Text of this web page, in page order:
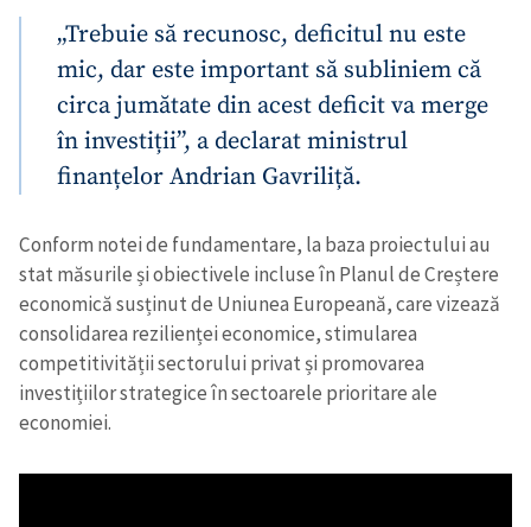
„Trebuie să recunosc, deficitul nu este
mic, dar este important să subliniem că
circa jumătate din acest deficit va merge
în investiții”, a declarat ministrul
finanțelor Andrian Gavriliță.
Conform notei de fundamentare, la baza proiectului au
stat măsurile și obiectivele incluse în Planul de Creștere
economică susținut de Uniunea Europeană, care vizează
consolidarea rezilienței economice, stimularea
competitivității sectorului privat și promovarea
investițiilor strategice în sectoarele prioritare ale
economiei.